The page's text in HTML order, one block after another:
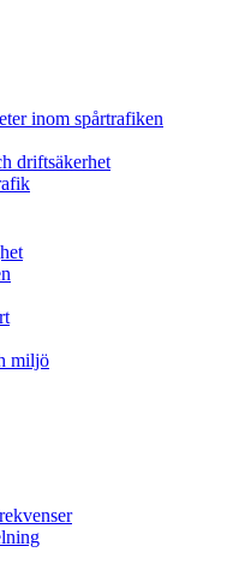
inom spårtrafiken
driftsäkerhet
miljö